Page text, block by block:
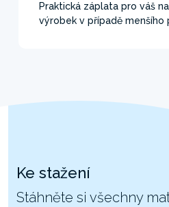
Praktická záplata pro váš
výrobek v případě menšího
Ke stažení
Stáhněte si všechny